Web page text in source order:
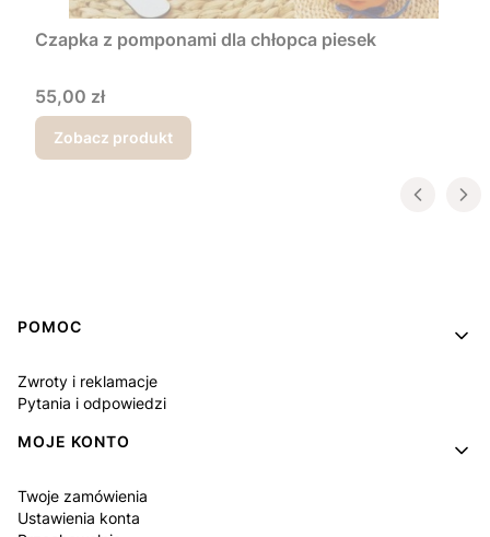
Czapka z pomponami dla chłopca piesek
Cena
55,00 zł
Zobacz produkt
Linki w stopce
POMOC
Zwroty i reklamacje
Pytania i odpowiedzi
MOJE KONTO
Twoje zamówienia
Ustawienia konta